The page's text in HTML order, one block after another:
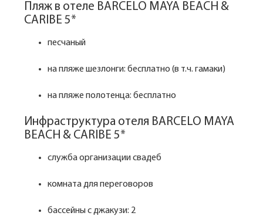
Пляж в отеле BARCELO MAYA BEACH &
CARIBE 5*
песчаный
на пляже шезлонги: бесплатно (в т.ч. гамаки)
на пляже полотенца: бесплатно
Инфраструктура отеля BARCELO MAYA
BEACH & CARIBE 5*
служба организации свадеб
комната для переговоров
бассейны с джакузи: 2